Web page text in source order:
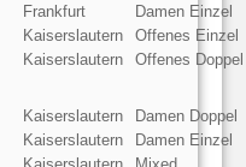
Frankfurt
Damen Einzel
Kaiserslautern
Offenes Einzel
Kaiserslautern Offenes Doppel
Kaiserslautern
Damen Doppel
Kaiserslautern
Damen Einzel